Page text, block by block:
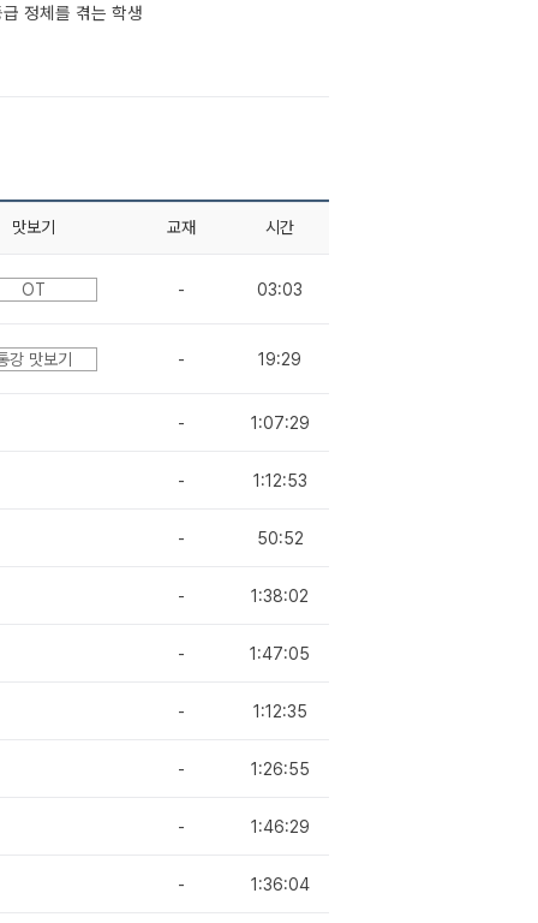
정체를 겪는 학생
맛보기 교재 시간
OT - 03:03
강 맛보기 - 19:29
- 1:07:29
- 1:12:53
- 50:52
- 1:38:02
- 1:47:05
- 1:12:35
- 1:26:55
- 1:46:29
- 1:36:04